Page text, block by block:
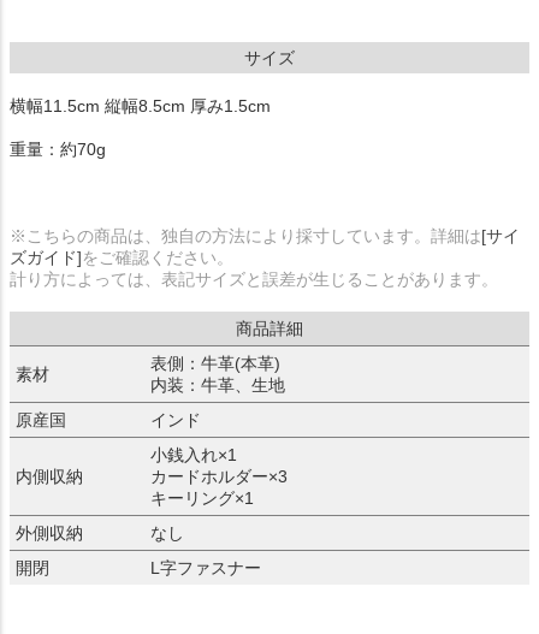
サイズ
横幅11.5cm 縦幅8.5cm 厚み1.5cm
重量：約70g
※こちらの商品は、独自の方法により採寸しています。詳細は[サイ
ズガイド]をご確認ください。
計り方によっては、表記サイズと誤差が生じることがあります。
商品詳細
素材
表側：牛革(本革)
内装：牛革、生地
原産国
インド
内側収納
小銭入れ×1
カードホルダー×3
キーリング×1
外側収納
なし
開閉
L字ファスナー